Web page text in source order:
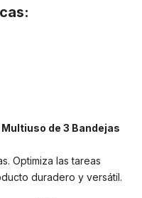
de 3 Bandejas
Optimiza las tareas
duradero y versátil.